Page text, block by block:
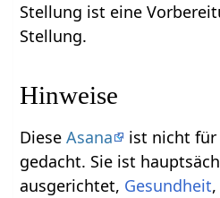
Stellung ist eine
Stellung.
Hinweise
DieseAsana ist nicht für
gedacht. Sie ist
ausgerichtet, Gesundheit,